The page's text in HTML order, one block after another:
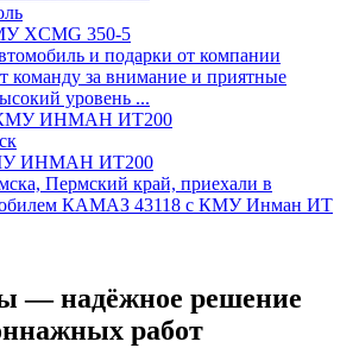
XCMG 350-5
и подарки от компании
команду за внимание и приятные
уровень ...
ИНМАН ИТ200
Пермский край, приехали в
КАМАЗ 43118 с КМУ Инман ИТ
— надёжное решение
работ